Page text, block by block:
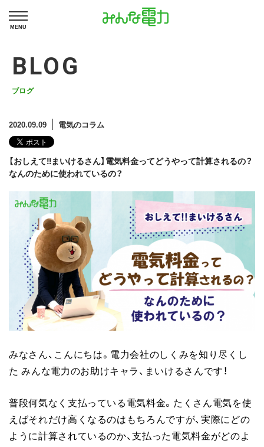
MENU
BLOG
ブログ
2020.09.09 電気のコラム
【おしえて‼まいけるさん】電気料金ってどうやって計算されるの？
なんのために使われているの？
みなさん、こんにちは。電力会社のしくみを知り尽くし
た みんな電力のお助けキャラ、まいけるさんです！
普段何気なく支払っている電気料金。たくさん電気を使
えばそれだけ高くなるのはもちろんですが、実際にどの
ように計算されているのか、支払った電気料金がどのよ